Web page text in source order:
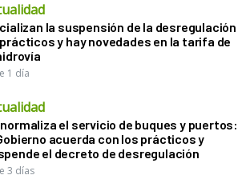
la suspensión de la desregulación
y hay novedades en la tarifa de
1 día
normaliza el servicio de buques y puertos:
acuerda con los prácticos y
el decreto de desregulación
3 días